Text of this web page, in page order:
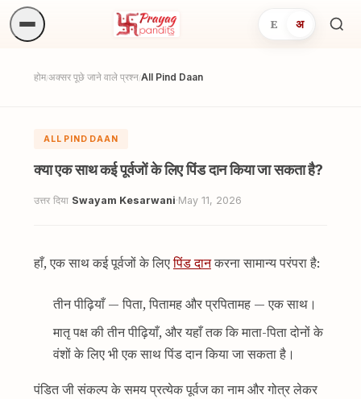
E अ
होम/अक्सर पूछे जाने वाले प्रश्न/All Pind Daan
ALL PIND DAAN
क्या एक साथ कई पूर्वजों के लिए पिंड दान किया जा सकता है?
उत्तर दिया Swayam Kesarwani·May 11, 2026
हाँ, एक साथ कई पूर्वजों के लिएपिंड दानकरना सामान्य परंपरा है:
तीन पीढ़ियाँ — पिता, पितामह और प्रपितामह — एक साथ।
मातृ पक्ष की तीन पीढ़ियाँ, और यहाँ तक कि माता-पिता दोनों के
वंशों के लिए भी एक साथ पिंड दान किया जा सकता है।
पंडित जी संकल्प के समय प्रत्येक पूर्वज का नाम और गोत्र लेकर